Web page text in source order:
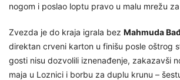
nogom i poslao loptu pravo u malu mrežu
Zvezda je do kraja igrala bez Mahmuda
direktan crveni karton u finišu posle oštrog
gosti nisu dozvolili iznenađenje, zakazavši
maja u Loznici i borbu za duplu krunu –